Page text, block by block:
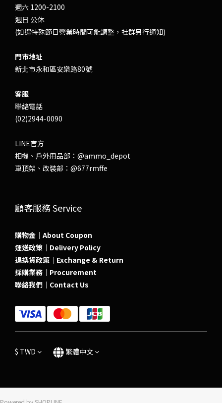
週六 1200-2100
週日 公休
(如遇特殊節日營業時間可能調整，社群另行通知)
門市地址
新北市永和區安樂路80號
客服
聯絡電話
(02)2944-0090
LINE官方
相機、戶外用品部： @ammo_depot
車頂架、改裝部： @677rmffe
顧客服務 Service
購物金｜About Coupon
運送政策｜Delivery Policy
退換貨政策｜Exchange & Return
採購業務｜Procurement
聯絡我們｜Contact Us
$ TWD 繁體中文